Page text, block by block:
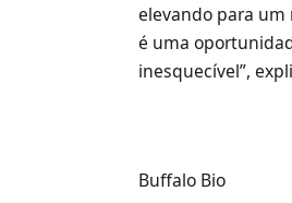
elevando para um
é uma
inesquecível”,
Buffalo Bio